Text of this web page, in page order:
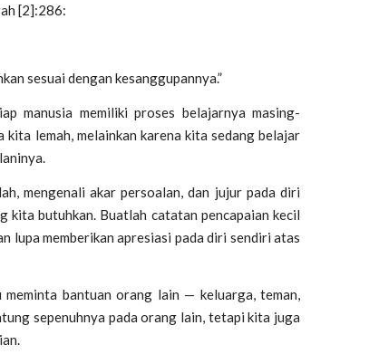
[2]:286:
sesuai dengan kesanggupannya.”
manusia memiliki proses belajarnya masing-
lemah, melainkan karena kita sedang belajar
mengenali akar persoalan, dan jujur pada diri
butuhkan. Buatlah catatan pencapaian kecil
lupa memberikan apresiasi pada diri sendiri atas
bantuan orang lain — keluarga, teman,
sepenuhnya pada orang lain, tetapi kita juga